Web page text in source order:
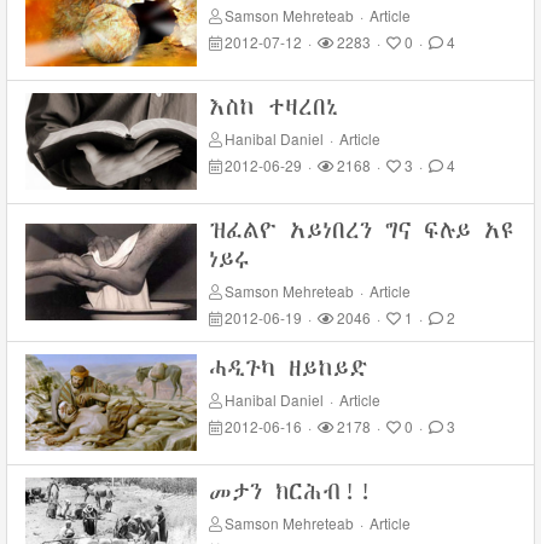
Samson Mehreteab · Article
2012-07-12 · 2283 · 0 · 4
እስከ ተዛረበኒ
Hanibal Daniel · Article
2012-06-29 · 2168 · 3 · 4
ዝፈልዮ አይነበረን ግና ፍሉይ አዩ
ነይሩ
Samson Mehreteab · Article
2012-06-19 · 2046 · 1 · 2
ሓዲጉካ ዘይከይድ
Hanibal Daniel · Article
2012-06-16 · 2178 · 0 · 3
መታን ክርሕብ!!
Samson Mehreteab · Article